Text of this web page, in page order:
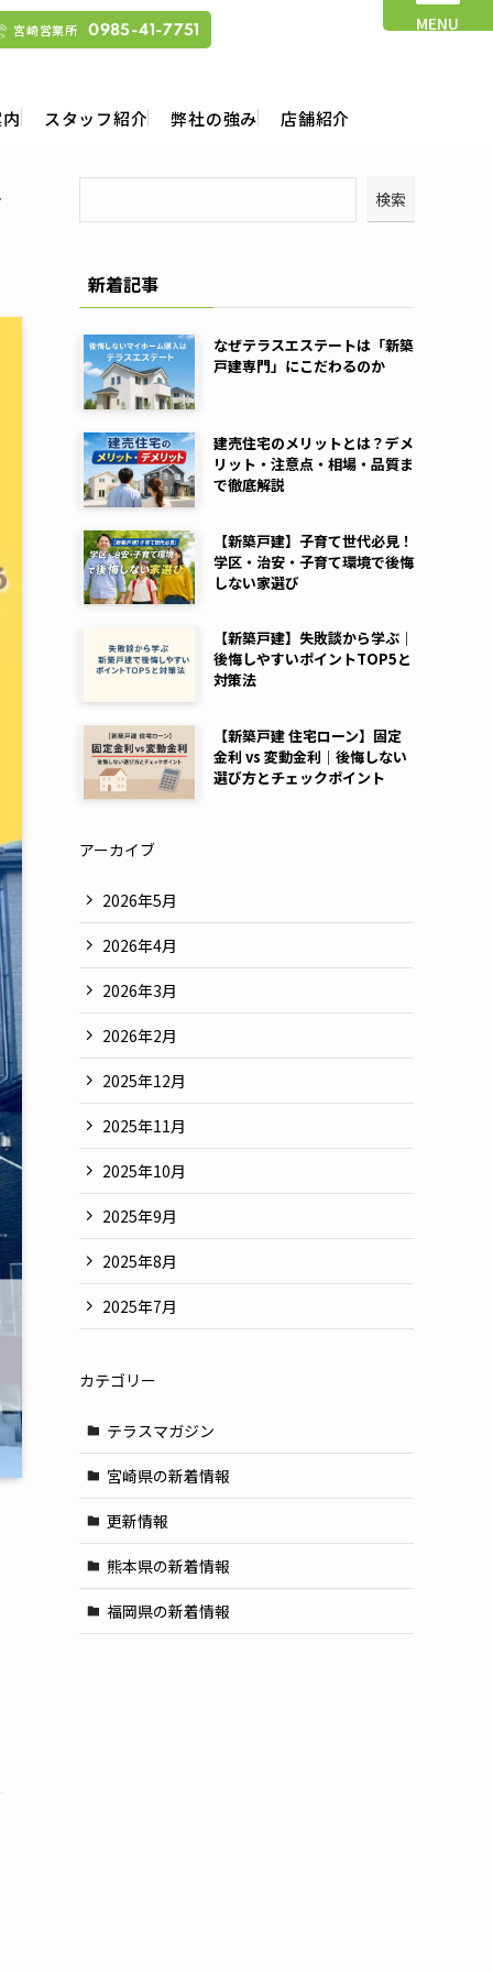
宮崎営業所 0985-41-7751
スタッフ紹介 弊社の強み 店舗紹介
MENU
検索
新着記事
なぜテラスエステートは「新築
戸建専門」にこだわるのか
建売住宅のメリットとは？デメ
リット・注意点・相場・品質ま
で徹底解説
【新築戸建】子育て世代必見！
学区・治安・子育て環境で後悔
しない家選び
【新築戸建】失敗談から学ぶ｜
後悔しやすいポイントTOP5と
対策法
【新築戸建 住宅ローン】固定
金利 vs 変動金利｜後悔しない
選び方とチェックポイント
アーカイブ
2026年5月
2026年4月
2026年3月
2026年2月
2025年12月
2025年11月
2025年10月
2025年9月
2025年8月
2025年7月
カテゴリー
テラスマガジン
宮崎県の新着情報
更新情報
熊本県の新着情報
福岡県の新着情報